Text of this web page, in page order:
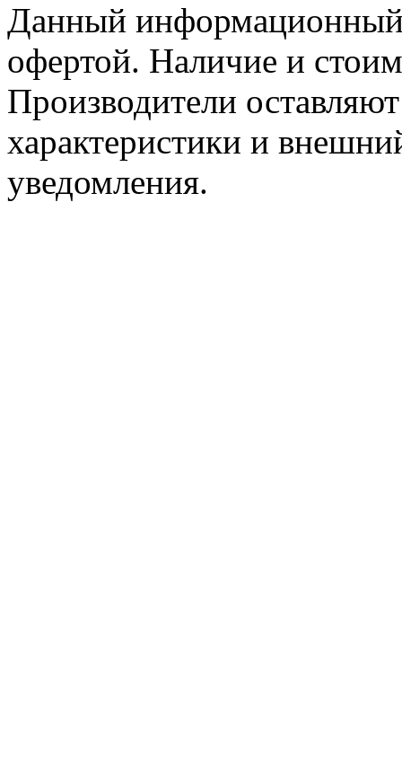
Данный информационный
офертой. Наличие и
Производители
характеристики и
уведомления.